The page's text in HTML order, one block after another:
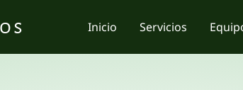
Inicio Servicios